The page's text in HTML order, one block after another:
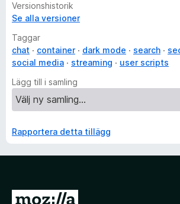
Versionshistorik
Se alla versioner
Taggar
chat
container dark mode search
social media
streaming
user scripts
Lägg till i samling
Rapportera detta tillägg
G